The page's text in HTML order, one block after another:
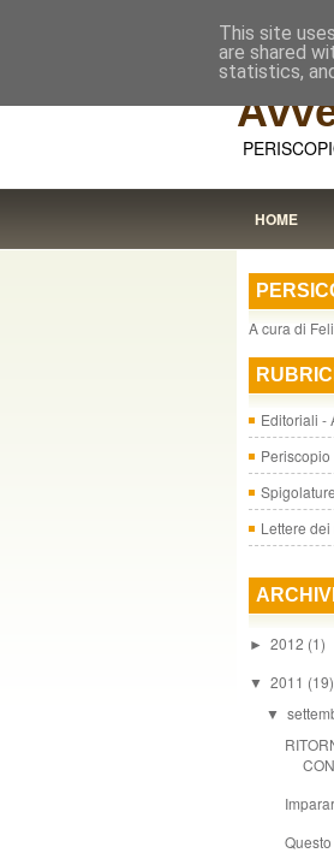
HOME
A cura di
Editoriali -
Periscopio
Spigolature
Lettere
► 2012 (1)
▼ 2011 (19)
▼
This site
are shared
statistics,